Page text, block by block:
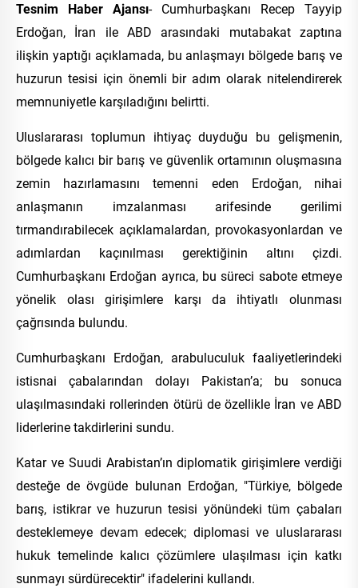
Tesnim Haber Ajansı- Cumhurbaşkanı Recep Tayyip
Erdoğan, İran ile ABD arasındaki mutabakat zaptına
ilişkin yaptığı açıklamada, bu anlaşmayı bölgede barış ve
huzurun tesisi için önemli bir adım olarak nitelendirerek
memnuniyetle karşıladığını belirtti.
Uluslararası toplumun ihtiyaç duyduğu bu gelişmenin,
bölgede kalıcı bir barış ve güvenlik ortamının oluşmasına
zemin hazırlamasını temenni eden Erdoğan, nihai
anlaşmanın imzalanması arifesinde gerilimi
tırmandırabilecek açıklamalardan, provokasyonlardan ve
adımlardan kaçınılması gerektiğinin altını çizdi.
Cumhurbaşkanı Erdoğan ayrıca, bu süreci sabote etmeye
yönelik olası girişimlere karşı da ihtiyatlı olunması
çağrısında bulundu.
Cumhurbaşkanı Erdoğan, arabuluculuk faaliyetlerindeki
istisnai çabalarından dolayı Pakistan’a; bu sonuca
ulaşılmasındaki rollerinden ötürü de özellikle İran ve ABD
liderlerine takdirlerini sundu.
Katar ve Suudi Arabistan’ın diplomatik girişimlere verdiği
desteğe de övgüde bulunan Erdoğan, "Türkiye, bölgede
barış, istikrar ve huzurun tesisi yönündeki tüm çabaları
desteklemeye devam edecek; diplomasi ve uluslararası
hukuk temelinde kalıcı çözümlere ulaşılması için katkı
sunmayı sürdürecektir" ifadelerini kullandı.